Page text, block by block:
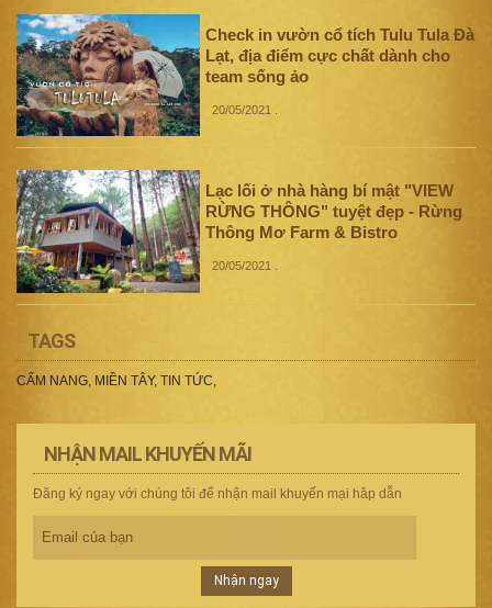
Check in vườn cổ tích Tulu Tula Đà
Lạt, địa điểm cực chất dành cho
team sống ảo
20/05/2021
Lạc lối ở nhà hàng bí mật "VIEW
RỪNG THÔNG" tuyệt đẹp - Rừng
Thông Mơ Farm & Bistro
20/05/2021 .
TAGS
CẨM NANG, MIỀN TÂY, TIN TỨC,
NHẬN MAIL KHUYẾN MÃI
Đăng ký ngay với chúng tôi để nhận mail khuyến mại hâp dẫn
Nhận ngay